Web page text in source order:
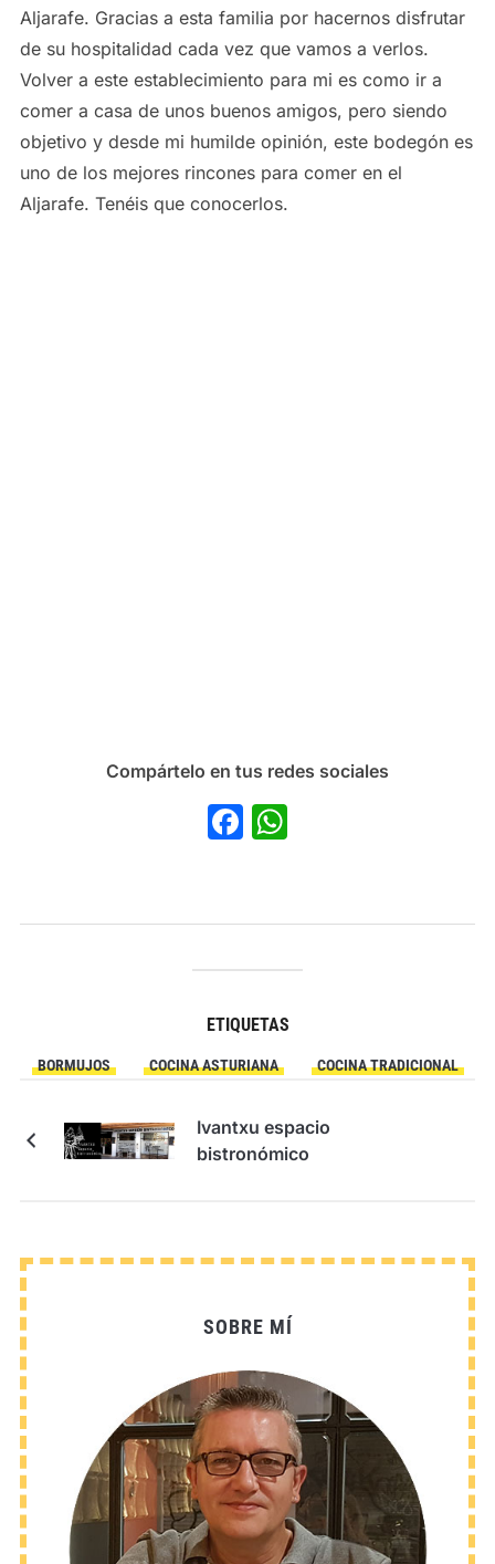
Aljarafe. Gracias a esta familia por hacernos disfrutar
de su hospitalidad cada vez que vamos a verlos.
Volver a este establecimiento para mi es como ir a
comer a casa de unos buenos amigos, pero siendo
objetivo y desde mi humilde opinión, este bodegón es
uno de los mejores rincones para comer en el
Aljarafe. Tenéis que conocerlos.
Compártelo en tus redes sociales
Facebook
ETIQUETAS
BORMUJOS COCINA ASTURIANA COCINA TRADICIONAL
Ivantxu espacio
bistronómico
SOBRE MÍ